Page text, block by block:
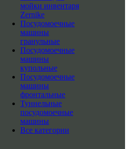
мойки инвентаря
Zernike
Посудомоечные
машины
гранульные
Посудомоечные
машины
купольные
Посудомоечные
машины
фронтальные
Туннельные
посудомоечные
машины
Все категории